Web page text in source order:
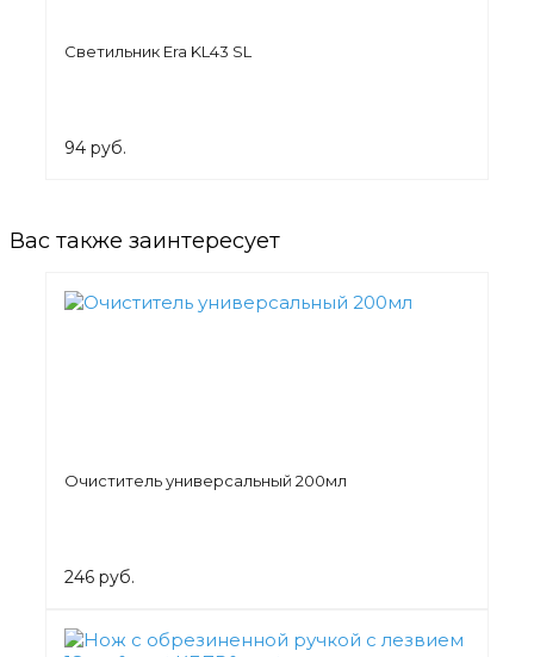
Светильник Era KL43 SL
94 руб.
Вас также заинтересует
Очиститель универсальный 200мл
246 руб.